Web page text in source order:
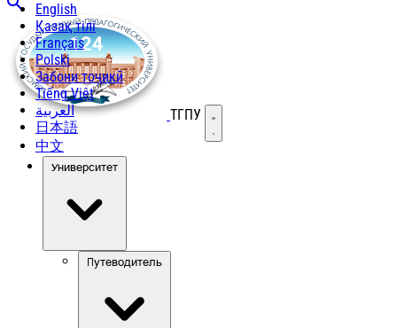
English
Қазақ тілі
Français
Polski
Забони тоҷикӣ
Tiếng Việt
العربية
日本語
中文
ТГПУ Открыть меню
Университет
Путеводитель